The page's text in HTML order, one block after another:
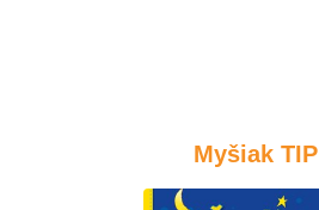
Myšiak TIP